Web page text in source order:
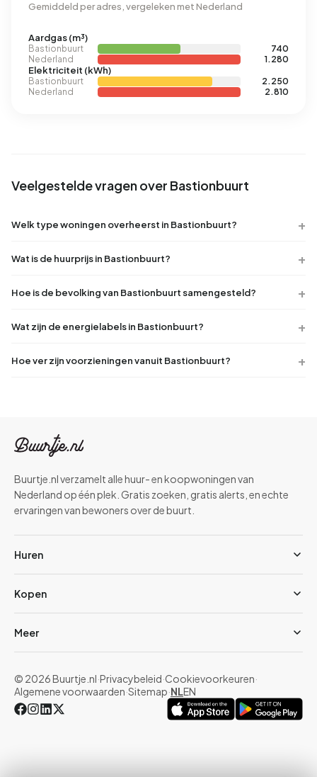
Gemiddeld per adres, vergeleken met Nederland
Aardgas (m³)
Bastionbuurt
740
Nederland
1.280
Elektriciteit (kWh)
Bastionbuurt
2.250
Nederland
2.810
Veelgestelde vragen over Bastionbuurt
Welk type woningen overheerst in Bastionbuurt?
Wat is de huurprijs in Bastionbuurt?
Hoe is de bevolking van Bastionbuurt samengesteld?
Wat zijn de energielabels in Bastionbuurt?
Hoe ver zijn voorzieningen vanuit Bastionbuurt?
Buurtje.nl verzamelt alle huur- en koopwoningen van
Nederland op één plek. Gratis zoeken, gratis alerts, en echte
ervaringen van bewoners over de buurt.
Huren
Kopen
Meer
© 2026 Buurtje.nl·Privacybeleid·Cookievoorkeuren·
Algemene voorwaarden·Sitemap·NLEN